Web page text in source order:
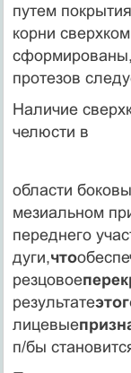
путем
корни
протезов
Наличие
челюсти в
области
мезиальном
переднего
дуги,что
резцовое
результате
лицевые
п/бы